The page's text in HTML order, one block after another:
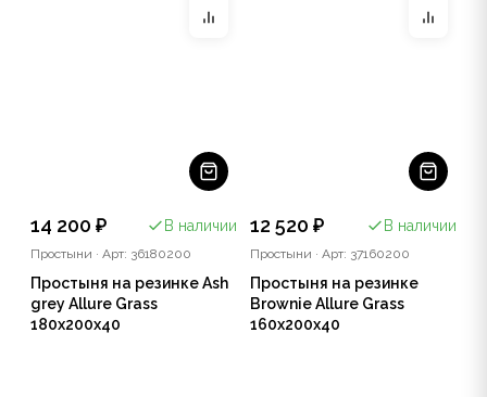
14 200 ₽ В наличии
Простыни · Арт: 36180200
Простыня на резинке Ash
grey Allure Grass
180х200x40
12 520 ₽ В наличии
Простыни · Арт: 37160200
Простыня на резинке
Brownie Allure Grass
160х200x40